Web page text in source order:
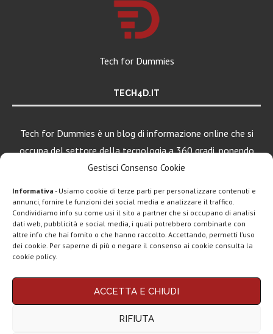
Gestisci Consenso Cookie
Informativa - Usiamo cookie di terze parti per personalizzare contenuti e
annunci, fornire le funzioni dei social media e analizzare il traffico.
Condividiamo info su come usi il sito a partner che si occupano di analisi
dati web, pubblicità e social media, i quali potrebbero combinarle con
altre info che hai fornito o che hanno raccolto. Accettando, permetti l’uso
dei cookie. Per saperne di più o negare il consenso ai cookie consulta la
cookie policy.
ACCETTA E CHIUDI
RIFIUTA
Tech for Dummies
TECH4D.IT
Tech for Dummies è un blog di informazione online che si
occupa del settore della tecnologia a 360 gradi, ponendo
una particolare attenzione al mondo Android, Apple e
Chi siamo Contatti Disclaimer Privacy policy
Questo blog non rappresenta una testata giornalistica in quanto viene aggiornato
LEGGI ANCHE
Motorola rinnova
per intenditori...